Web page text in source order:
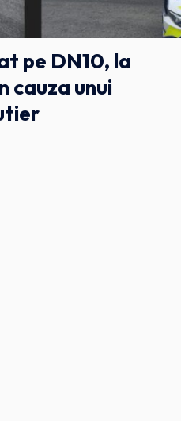
pe DN10, la
cauza unui